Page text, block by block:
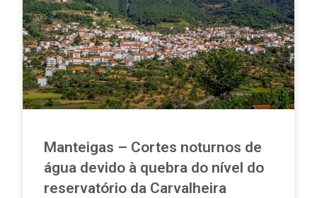
Manteigas – Cortes noturnos de
água devido à quebra do nível do
reservatório da Carvalheira